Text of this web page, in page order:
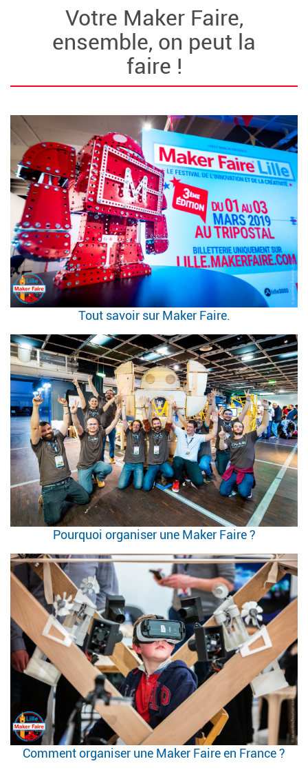
Votre Maker Faire,
ensemble, on peut la
faire !
Tout savoir sur Maker Faire.
Pourquoi organiser une Maker Faire ?
Comment organiser une Maker Faire en France ?